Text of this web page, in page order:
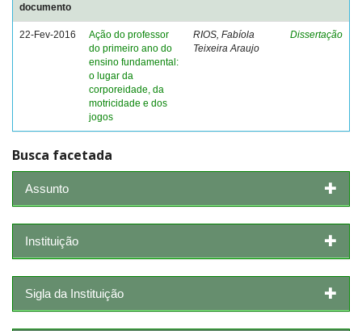
documento
22-Fev-2016
Ação do professor
do primeiro ano do
ensino fundamental:
o lugar da
corporeidade, da
motricidade e dos
jogos
RIOS, Fabíola
Teixeira Araujo
Dissertação
Busca facetada
Assunto
Instituição
Sigla da Instituição